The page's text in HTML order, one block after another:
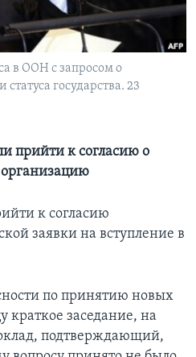
в ООН с запросом о
государства. 23
прийти к согласию о
к согласию
заявки на вступление в
по принятию новых
краткое заседание, на
подтверждающий,